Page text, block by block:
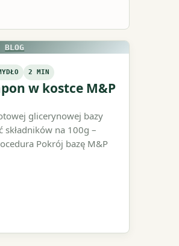
BLOG
2 MIN
w kostce M&P
glicerynowej bazy
składników na 100g –
Pokrój bazę M&P